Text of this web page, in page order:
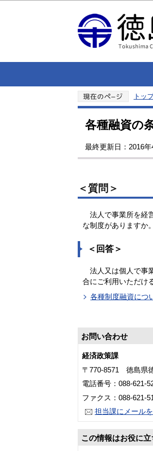
トッ
各種融資の
最終更新日：2016年
＜質問＞
法人で事業所を経
な制度がありますか
＜回答＞
法人又は個人で事
合にご利用いただけ
各種制度融資につ
お問い合わせ
経済政策課
〒770-8571 徳島県
電話番号：088-621-
ファクス：088-621-
担当課にメール
この情報はお役に立